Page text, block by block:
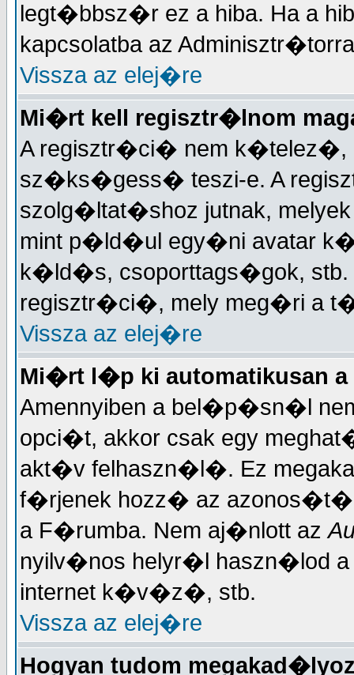
legt�bbsz�r ez a hiba. Ha a
kapcsolatba az
Vissza az elej�re
Mi�rt kell regisztr�lnom
A regisztr�ci� nem k�telez�,
sz�ks�gess� teszi-e. A
szolg�ltat�shoz jutnak,
mint p�ld�ul egy�ni avatar
k�ld�s, csoporttags�gok,
regisztr�ci�, mely meg�ri a
Vissza az elej�re
Mi�rt l�p ki automatikusan
Amennyiben a bel�p�sn�l
opci�t, akkor csak egy
akt�v felhaszn�l�. Ez
f�rjenek hozz� az
a F�rumba. Nem aj�nlott az
nyilv�nos helyr�l haszn�lod
internet k�v�z�, stb.
Vissza az elej�re
Hogyan tudom